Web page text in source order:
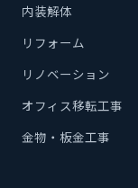
内装解体
リフォーム
リノベーション
オフィス移転工事
金物・板金工事